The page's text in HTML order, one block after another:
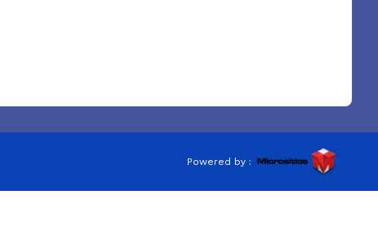
Powered by :